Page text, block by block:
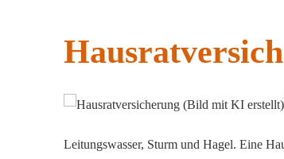
Leitungswasser, Sturm und Hagel. Eine